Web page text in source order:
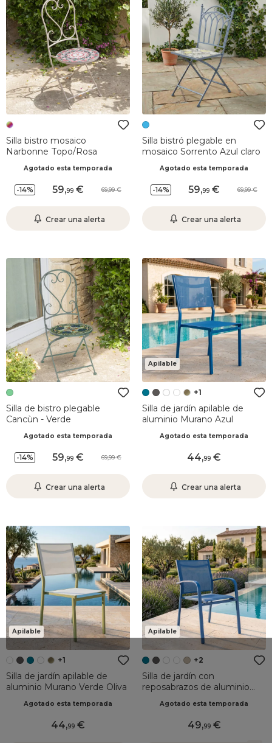
Silla bistro mosaico
Narbonne Topo/Rosa
Agotado esta temporada
-14% 59,99 69,99
Crear una alerta
Silla bistró plegable en
mosaico Sorrento Azul claro
Agotado esta temporada
-14% 59,99 69,99
Crear una alerta
Silla de bistro plegable
Cancùn - Verde
Agotado esta temporada
-14% 59,99 69,99
Crear una alerta
Apilable
+1
Silla de jardín apilable de
aluminio Murano Azul
Agotado esta temporada
44,99
Crear una alerta
Apilable
+1
Silla de jardí­n apilable de
aluminio Murano Verde Oliva
Agotado esta temporada
44,99
Apilable
+2
Silla de jardín con
reposabrazos de aluminio
Agotado esta temporada
49,99